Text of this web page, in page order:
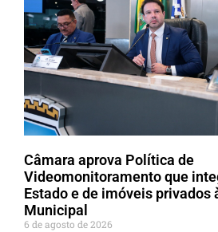
Câmara aprova Política de
Videomonitoramento que
Estado e de imóveis privados
Municipal
6 de agosto de 2026